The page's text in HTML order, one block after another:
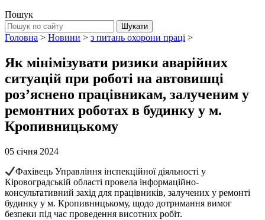
Пошук
Головна > Новини > з питань охорони праці >
Як мінімізувати ризики аварійних
ситуацій при роботі на автовишці
роз’яснено працівникам, залученим у
ремонтних роботах в будинку у м.
Кропивницькому
05 січня 2024
Фахівець Управління інспекційної діяльності у
Кіровоградській області провела інформаційно-
консультативний захід для працівників, залучених у ремонті
будинку у м. Кропивницькому, щодо дотримання вимог
безпеки під час проведення висотних робіт.